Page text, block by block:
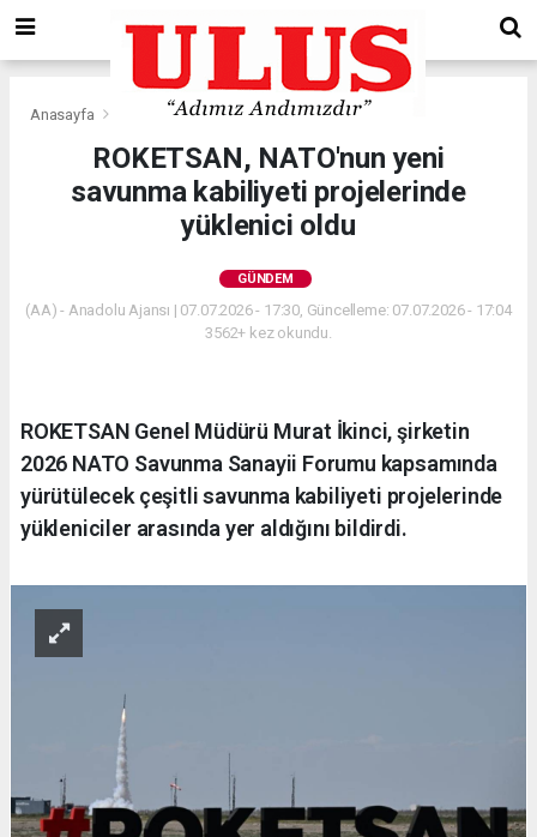
Anasayfa Gündem
ROKETSAN, NATO'nun yeni
savunma kabiliyeti projelerinde
yüklenici oldu
GÜNDEM
(AA) - Anadolu Ajansı | 07.07.2026 - 17:30, Güncelleme: 07.07.2026 - 17:04
3562+ kez okundu.
ROKETSAN Genel Müdürü Murat İkinci, şirketin
2026 NATO Savunma Sanayii Forumu kapsamında
yürütülecek çeşitli savunma kabiliyeti projelerinde
yükleniciler arasında yer aldığını bildirdi.